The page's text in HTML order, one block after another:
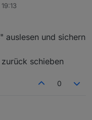
auslesen und sichern
schieben
0